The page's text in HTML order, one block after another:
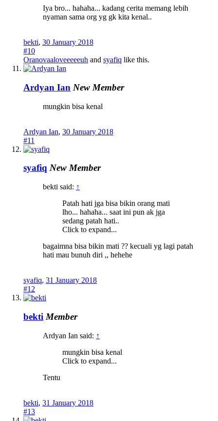
Iya bro... hahaha... kadang cerita memang lebih
nyaman sama org yg gk kita kenal..
bekti, 30 January 2018
#10
Oranovaaloveeeeeuh and syafiq like this.
Ardyan Ian New Member
mungkin bisa kenal
Ardyan Ian, 30 January 2018
#11
syafiq New Member
bekti said: ↑
Patah hati jga bisa bikin orang mati
lho... hahaha... saat ini pun ak jga
sedang patah hati..
Click to expand...
bagaimna bisa bikin mati ?? kecuali yg lagi patah
hati mau bunuh diri ,, hehehe
syafiq, 31 January 2018
#12
bekti Member
Ardyan Ian said: ↑
mungkin bisa kenal
Click to expand...
Tentu
bekti, 31 January 2018
#13